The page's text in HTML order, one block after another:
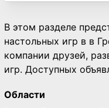
В этом разделе
настольных игр в в
компании друзей,
игр. Доступных
Области